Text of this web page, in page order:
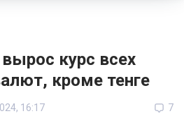
курс всех
кроме тенге
16:17 7